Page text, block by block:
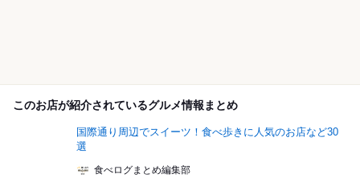
このお店が紹介されているグルメ情報まとめ
国際通り周辺でスイーツ！食べ歩きに人気のお店など30
選
食べログまとめ編集部